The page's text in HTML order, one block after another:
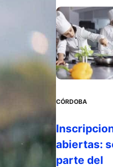
CÓRDOBA
abiertas:
parte del